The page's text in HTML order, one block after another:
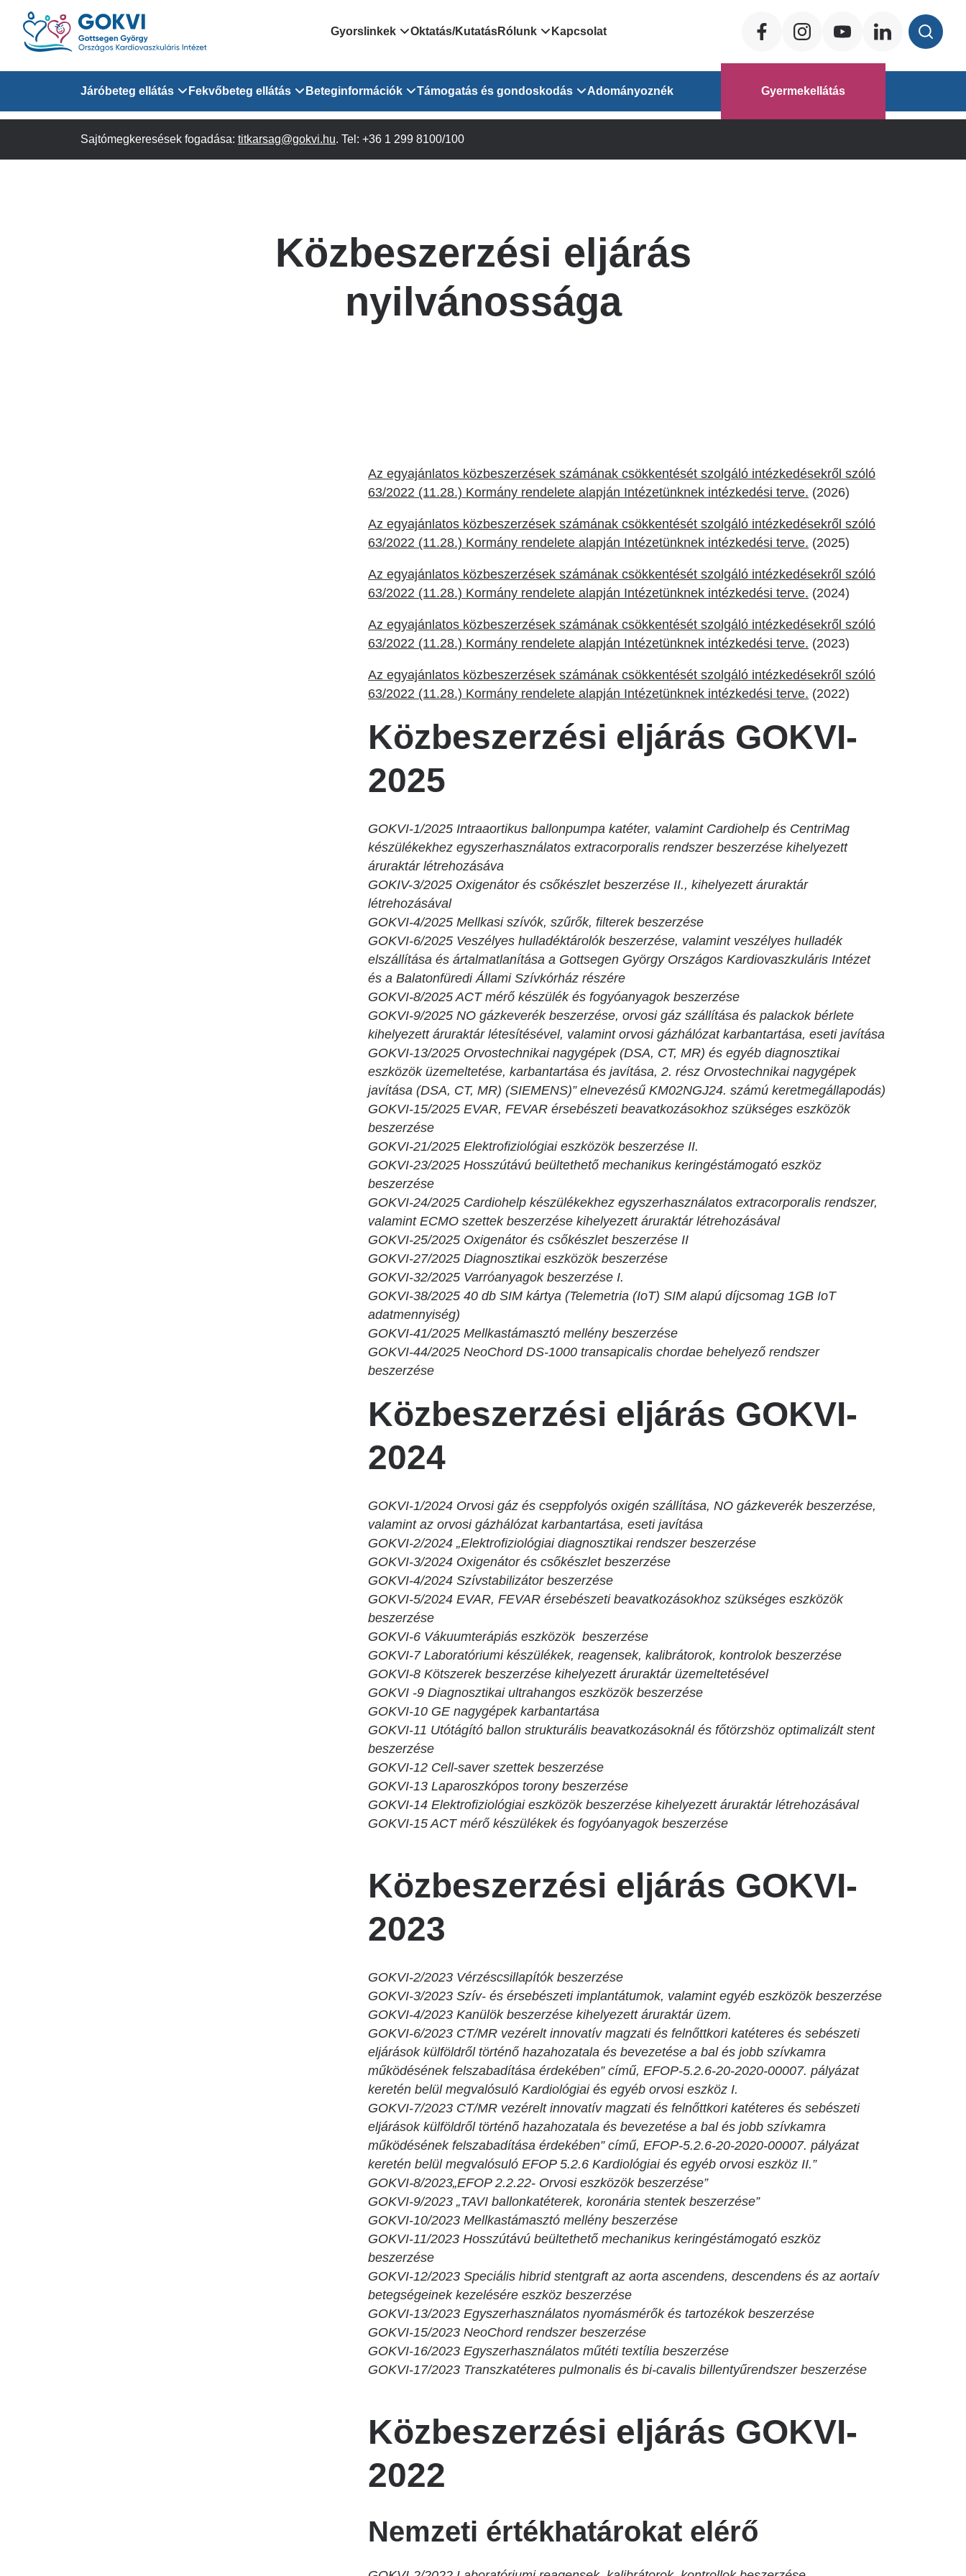
Ugrás
tartalomra
Domain
menu
for
GOKVI
Gyorslinkek
Országos Online Várólista
EESZT - Egészségablak
Egységes alapellátási ügyeleti
rendszer
Háziorvosi körzetek Pest
vármegyére vonatkozóan
Oktatás/KutatásRólunk
Rendezvényeink
Egészségfejlesztő kórház
Közérdekű adatok
Kapcsolat
Social
Domain
menu
Járóbeteg ellátás
Járóbeteg Információk
Fekvőbeteg ellátás
Felnőtt Kardiológiai Osztály
Felnőtt Szív- és Érsebészet
Sürgősségi Betegellátó Osztály
Beteginformációk
Orvosaink
lekérése
kikérő lap
Betegtájékoztatók
Támogatás és gondoskodás
Pszichológusok
felnőtt betegeinknek
Szociális munkás
Adományoznék Gyermekellátás
Sajtómegkeresések fogadása: titkarsag@gokvi.hu. Tel: +36 1 299 8100/100
Közbeszerzési eljárás
nyilvánossága
Az egyajánlatos közbeszerzések számának csökkentését szolgáló intézkedésekről szóló
63/2022 (11.28.) Kormány rendelete alapján Intézetünknek intézkedési terve. (2026)
Az egyajánlatos közbeszerzések számának csökkentését szolgáló intézkedésekről szóló
63/2022 (11.28.) Kormány rendelete alapján Intézetünknek intézkedési terve. (2025)
Az egyajánlatos közbeszerzések számának csökkentését szolgáló intézkedésekről szóló
63/2022 (11.28.) Kormány rendelete alapján Intézetünknek intézkedési terve. (2024)
Az egyajánlatos közbeszerzések számának csökkentését szolgáló intézkedésekről szóló
63/2022 (11.28.) Kormány rendelete alapján Intézetünknek intézkedési terve. (2023)
Az egyajánlatos közbeszerzések számának csökkentését szolgáló intézkedésekről szóló
63/2022 (11.28.) Kormány rendelete alapján Intézetünknek intézkedési terve. (2022)
Közbeszerzési eljárás GOKVI-
2025
GOKVI-1/2025 Intraaortikus ballonpumpa katéter, valamint Cardiohelp és CentriMag
készülékekhez egyszerhasználatos extracorporalis rendszer beszerzése kihelyezett
áruraktár létrehozásáva
GOKIV-3/2025 Oxigenátor és csőkészlet beszerzése II., kihelyezett áruraktár
létrehozásával
GOKVI-4/2025 Mellkasi szívók, szűrők, filterek beszerzése
GOKVI-6/2025 Veszélyes hulladéktárolók beszerzése, valamint veszélyes hulladék
elszállítása és ártalmatlanítása a Gottsegen György Országos Kardiovaszkuláris Intézet
és a Balatonfüredi Állami Szívkórház részére
GOKVI-8/2025 ACT mérő készülék és fogyóanyagok beszerzése
GOKVI-9/2025 NO gázkeverék beszerzése, orvosi gáz szállítása és palackok bérlete
kihelyezett áruraktár létesítésével, valamint orvosi gázhálózat karbantartása, eseti javítása
GOKVI-13/2025 Orvostechnikai nagygépek (DSA, CT, MR) és egyéb diagnosztikai
eszközök üzemeltetése, karbantartása és javítása, 2. rész Orvostechnikai nagygépek
javítása (DSA, CT, MR) (SIEMENS)” elnevezésű KM02NGJ24. számú keretmegállapodás)
GOKVI-15/2025 EVAR, FEVAR érsebészeti beavatkozásokhoz szükséges eszközök
beszerzése
GOKVI-21/2025 Elektrofiziológiai eszközök beszerzése II.
GOKVI-23/2025 Hosszútávú beültethető mechanikus keringéstámogató eszköz
beszerzése
GOKVI-24/2025 Cardiohelp készülékekhez egyszerhasználatos extracorporalis rendszer,
valamint ECMO szettek beszerzése kihelyezett áruraktár létrehozásával
GOKVI-25/2025 Oxigenátor és csőkészlet beszerzése II
GOKVI-27/2025 Diagnosztikai eszközök beszerzése
GOKVI-32/2025 Varróanyagok beszerzése I.
GOKVI-38/2025 40 db SIM kártya (Telemetria (IoT) SIM alapú díjcsomag 1GB IoT
adatmennyiség)
GOKVI-41/2025 Mellkastámasztó mellény beszerzése
GOKVI-44/2025 NeoChord DS-1000 transapicalis chordae behelyező rendszer
beszerzése
Közbeszerzési eljárás GOKVI-
2024
GOKVI-1/2024 Orvosi gáz és cseppfolyós oxigén szállítása, NO gázkeverék beszerzése,
valamint az orvosi gázhálózat karbantartása, eseti javítása
GOKVI-2/2024 „Elektrofiziológiai diagnosztikai rendszer beszerzése
GOKVI-3/2024 Oxigenátor és csőkészlet beszerzése
GOKVI-4/2024 Szívstabilizátor beszerzése
GOKVI-5/2024 EVAR, FEVAR érsebészeti beavatkozásokhoz szükséges eszközök
beszerzése
GOKVI-6 Vákuumterápiás eszközök beszerzése
GOKVI-7 Laboratóriumi készülékek, reagensek, kalibrátorok, kontrolok beszerzése
GOKVI-8 Kötszerek beszerzése kihelyezett áruraktár üzemeltetésével
GOKVI -9 Diagnosztikai ultrahangos eszközök beszerzése
GOKVI-10 GE nagygépek karbantartása
GOKVI-11 Utótágító ballon strukturális beavatkozásoknál és főtörzshöz optimalizált stent
beszerzése
GOKVI-12 Cell-saver szettek beszerzése
GOKVI-13 Laparoszkópos torony beszerzése
GOKVI-14 Elektrofiziológiai eszközök beszerzése kihelyezett áruraktár létrehozásával
GOKVI-15 ACT mérő készülékek és fogyóanyagok beszerzése
Közbeszerzési eljárás GOKVI-
2023
GOKVI-2/2023 Vérzéscsillapítók beszerzése
GOKVI-3/2023 Szív- és érsebészeti implantátumok, valamint egyéb eszközök beszerzése
GOKVI-4/2023 Kanülök beszerzése kihelyezett áruraktár üzem.
GOKVI-6/2023 CT/MR vezérelt innovatív magzati és felnőttkori katéteres és sebészeti
eljárások külföldről történő hazahozatala és bevezetése a bal és jobb szívkamra
működésének felszabadítása érdekében” című, EFOP-5.2.6-20-2020-00007. pályázat
keretén belül megvalósuló Kardiológiai és egyéb orvosi eszköz I.
GOKVI-7/2023 CT/MR vezérelt innovatív magzati és felnőttkori katéteres és sebészeti
eljárások külföldről történő hazahozatala és bevezetése a bal és jobb szívkamra
működésének felszabadítása érdekében” című, EFOP-5.2.6-20-2020-00007. pályázat
keretén belül megvalósuló EFOP 5.2.6 Kardiológiai és egyéb orvosi eszköz II.”
GOKVI-8/2023„EFOP 2.2.22- Orvosi eszközök beszerzése”
GOKVI-9/2023 „TAVI ballonkatéterek, koronária stentek beszerzése”
GOKVI-10/2023 Mellkastámasztó mellény beszerzése
GOKVI-11/2023 Hosszútávú beültethető mechanikus keringéstámogató eszköz
beszerzése
GOKVI-12/2023 Speciális hibrid stentgraft az aorta ascendens, descendens és az aortaív
betegségeinek kezelésére eszköz beszerzése
GOKVI-13/2023 Egyszerhasználatos nyomásmérők és tartozékok beszerzése
GOKVI-15/2023 NeoChord rendszer beszerzése
GOKVI-16/2023 Egyszerhasználatos műtéti textília beszerzése
GOKVI-17/2023 Transzkatéteres pulmonalis és bi-cavalis billentyűrendszer beszerzése
Közbeszerzési eljárás GOKVI-
2022
Nemzeti értékhatárokat elérő